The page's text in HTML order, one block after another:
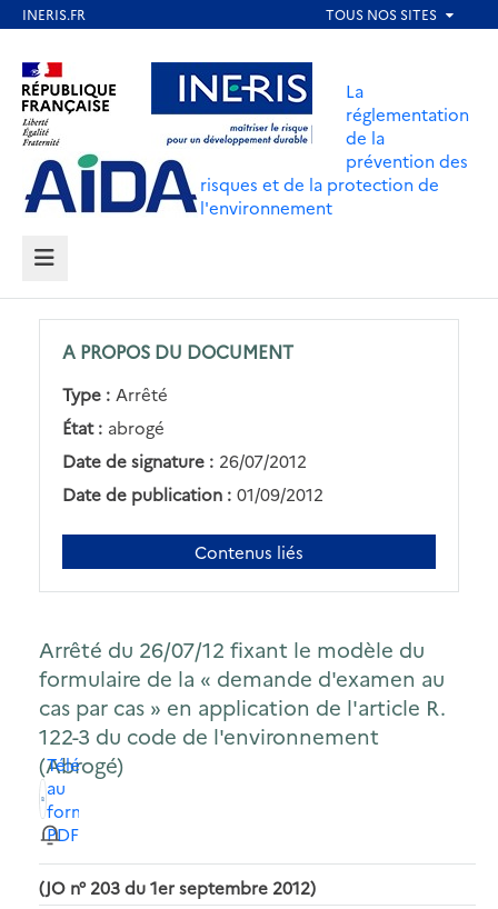
contenu
principal
Aller au contenu Aller au menu
Aller au pied de page
La
réglementation
de la
prévention des
risques et de la protection de
l'environnement
MENU
A PROPOS DU DOCUMENT
Type : Arrêté
État : abrogé
Date de signature : 26/07/2012
Date de publication : 01/09/2012
Contenus liés
Arrêté du 26/07/12 fixant le modèle du
formulaire de la « demande d'examen au
cas par cas » en application de l'article R.
122-3 du code de l'environnement
(Abrogé)
Télécharger
au
format
PDF
(JO n° 203 du 1er septembre 2012)